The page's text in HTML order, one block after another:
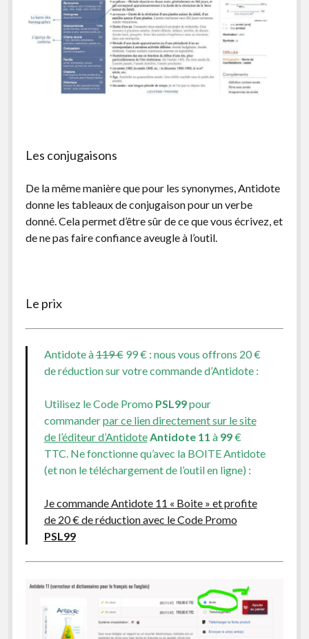
Les conjugaisons
De la même manière que pour les synonymes, Antidote
donne les tableaux de conjugaison pour un verbe
donné. Cela permet d’être sûr de ce que vous écrivez, et
de ne pas faire confiance aveugle à l’outil.
Le prix
Antidote à119 €99 € : nous vous offrons 20 €
de réduction sur votre commande d’Antidote :
Utilisez le Code Promo PSL99pour
commanderpar ce lien directement sur le site
de l’éditeur d’AntidoteAntidote 11 à 99€
TTC. Ne fonctionne qu’avec la BOITE Antidote
(et non le téléchargement de l’outil en ligne) :
Je commande Antidote 11 « Boite » et profite
de 20 € de réduction avec le Code Promo
PSL99